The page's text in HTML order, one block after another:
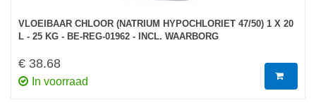
VLOEIBAAR CHLOOR (NATRIUM HYPOCHLORIET 47/50) 1 X 20
L - 25 KG - BE-REG-01962 - INCL. WAARBORG
€ 38.68
In voorraad